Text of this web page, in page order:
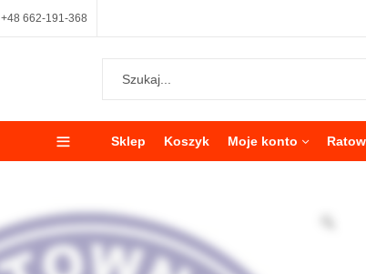
+48 662-191-368
Sklep Koszyk Moje konto